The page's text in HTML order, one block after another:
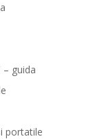
– guida
portatile